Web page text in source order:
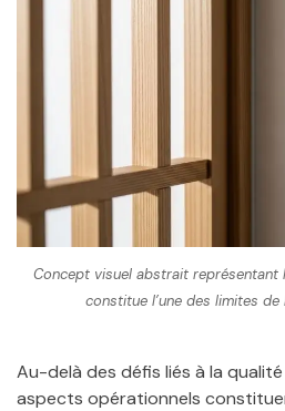
Concept visuel abstrait représentant
constitue l’une des limites de
Au-delà des défis liés à la
aspects opérationnels